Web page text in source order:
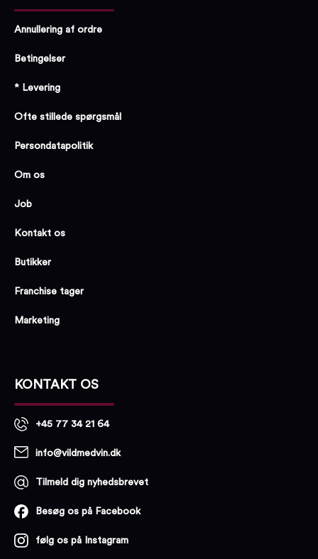
Annullering af ordre
Betingelser
* Levering
Ofte stillede spørgsmål
Persondatapolitik
Om os
Job
Kontakt os
Butikker
Franchise tager
Marketing
KONTAKT OS
+45 77 34 21 64
info@vildmedvin.dk
Tilmeld dig nyhedsbrevet
Besøg os på Facebook
følg os på Instagram